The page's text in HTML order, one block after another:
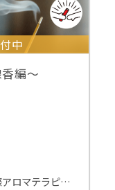
中
編～
中山久美子(英国IFA認定国際アロマテラピスト）